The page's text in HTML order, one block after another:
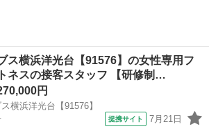
ス横浜洋光台【91576】の女性専用フ
ネスの接客スタッフ 【研修制…
円
横浜洋光台【91576】
提携サイト 7月21日